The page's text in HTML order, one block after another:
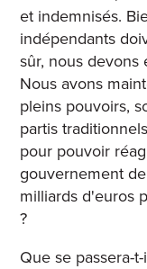
et indemnisés.
indépendants
sûr, nous devons
Nous avons
pleins pouvoirs,
partis
pour pouvoir
gouvernement
milliards d'euros
?
Que se passera-